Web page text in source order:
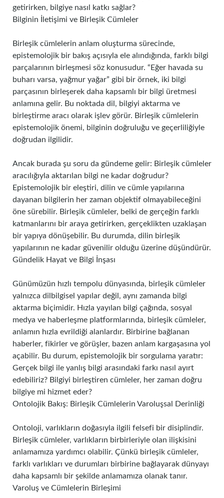
getirirken, bilgiye nasıl katkı sağlar?
Bilginin İletişimi ve Birleşik Cümleler
Birleşik cümlelerin anlam oluşturma sürecinde,
epistemolojik bir bakış açısıyla ele alındığında, farklı bilgi
parçalarının birleşmesi söz konusudur. “Eğer havada su
buharı varsa, yağmur yağar” gibi bir örnek, iki bilgi
parçasının birleşerek daha kapsamlı bir bilgi üretmesi
anlamına gelir. Bu noktada dil, bilgiyi aktarma ve
birleştirme aracı olarak işlev görür. Birleşik cümlelerin
epistemolojik önemi, bilginin doğruluğu ve geçerliliğiyle
doğrudan ilgilidir.
Ancak burada şu soru da gündeme gelir: Birleşik cümleler
aracılığıyla aktarılan bilgi ne kadar doğrudur?
Epistemolojik bir eleştiri, dilin ve cümle yapılarına
dayanan bilgilerin her zaman objektif olmayabileceğini
öne sürebilir. Birleşik cümleler, belki de gerçeğin farklı
katmanlarını bir araya getirirken, gerçeklikten uzaklaşan
bir yapıya dönüşebilir. Bu durumda, dilin birleşik
yapılarının ne kadar güvenilir olduğu üzerine düşündürür.
Gündelik Hayat ve Bilgi İnşası
Günümüzün hızlı tempolu dünyasında, birleşik cümleler
yalnızca dilbilgisel yapılar değil, aynı zamanda bilgi
aktarma biçimidir. Hızla yayılan bilgi çağında, sosyal
medya ve haberleşme platformlarında, birleşik cümleler,
anlamın hızla evrildiği alanlardır. Birbirine bağlanan
haberler, fikirler ve görüşler, bazen anlam kargaşasına yol
açabilir. Bu durum, epistemolojik bir sorgulama yaratır:
Gerçek bilgi ile yanlış bilgi arasındaki farkı nasıl ayırt
edebiliriz? Bilgiyi birleştiren cümleler, her zaman doğru
bilgiye mi hizmet eder?
Ontolojik Bakış: Birleşik Cümlelerin Varoluşsal Derinliği
Ontoloji, varlıkların doğasıyla ilgili felsefi bir disiplindir.
Birleşik cümleler, varlıkların birbirleriyle olan ilişkisini
anlamamıza yardımcı olabilir. Çünkü birleşik cümleler,
farklı varlıkları ve durumları birbirine bağlayarak dünyayı
daha kapsamlı bir şekilde anlamamıza olanak tanır.
Varoluş ve Cümlelerin Birleşimi